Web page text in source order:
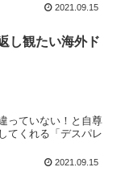
2021.09.15
し観たい海外ド
っていない！と自尊
てくれる「デスパレ
2021.09.15